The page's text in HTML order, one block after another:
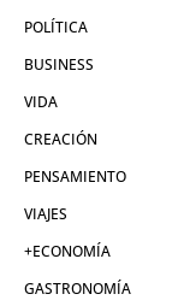
POLÍTICA
BUSINESS
VIDA
CREACIÓN
PENSAMIENTO
VIAJES
+ECONOMÍA
GASTRONOMÍA